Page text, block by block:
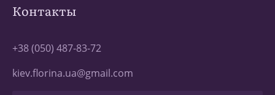
Контакты
+38 (050) 487-83-72
kiev.florina.ua@gmail.com